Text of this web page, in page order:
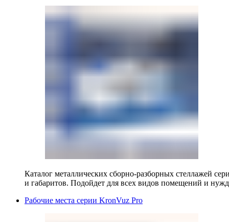
Каталог металлических сборно-разборных стеллажей
и габаритов. Подойдет для всех видов помещений и
Рабочие места серии KronVuz Pro